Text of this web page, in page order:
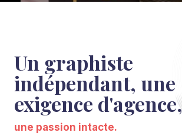
Un graphiste
indépendant, une
exigence d'agence,
une passion intacte.